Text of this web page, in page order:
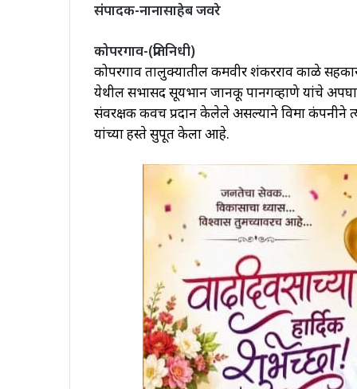
संपादक-नानासाहेब जवरे
कोपरगाव-(प्रतिनिधी)
कोपरगाव तालुक्यातील कर्मवीर शंकरराव काळे
येथील सभासद सूर्यभान जानकू पानगव्हाणे यांचे
संवरक्षक कवच प्रदान केलेले असल्याने विमा कंपनीने
यांच्या हस्ते सुपूर्त केला आहे.